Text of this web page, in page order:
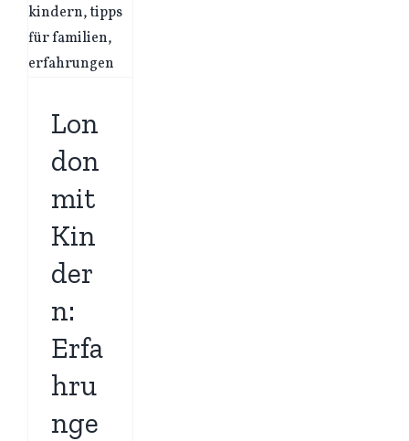
Lon
don
mit
Kin
der
n:
Erfa
hru
nge